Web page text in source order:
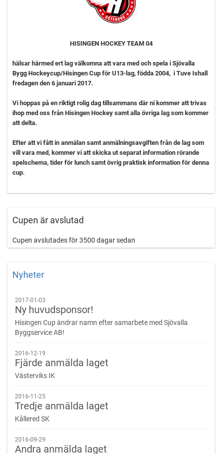
HISINGEN HOCKEY TEAM 04
hälsar härmed ert lag välkomna att vara med och spela i Sjövalla
Bygg Hockeycup/Hisingen Cup för U13-lag, födda 2004, i Tuve Ishall
fredagen den 6 januari 2017.
Vi hoppas på en riktigt rolig dag tillsammans där ni kommer att trivas
ihop med oss från Hisingen Hockey samt alla övriga lag som kommer
att delta.
Efter att vi fått in anmälan samt anmälningsavgiften från de lag som
vill vara med, kommer vi att skicka ut separat information rörande
spelschema, tider för lunch samt övrig praktisk information för denna
cup.
Cupen:
Match spelas om 3:e plats samt final mellan 1:an-2:an.
Byte:
Nivå:
Medel/Lätt
Resultat:
Priser:
Samtliga spelare får medalj.
Regler:
Enligt Svenska ishockeyförbundet.
Mat:
För Lagen:
Cupen är avslutad
Cupen avslutades för 3500 dagar sedan
Nyheter
2017-01-03
Ny huvudsponsor!
Hisingen Cup ändrar namn efter samarbete med Sjövalla
Byggservice AB!
2016-12-19
Fjärde anmälda laget
Västerviks IK
2016-11-25
Tredje anmälda laget
Kållered SK
2016-09-29
Andra anmälda laget